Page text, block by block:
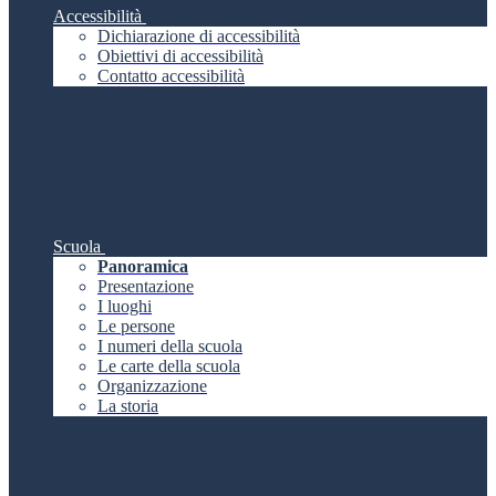
Accessibilità
Dichiarazione di accessibilità
Obiettivi di accessibilità
Contatto accessibilità
Scuola
Panoramica
Presentazione
I luoghi
Le persone
I numeri della scuola
Le carte della scuola
Organizzazione
La storia